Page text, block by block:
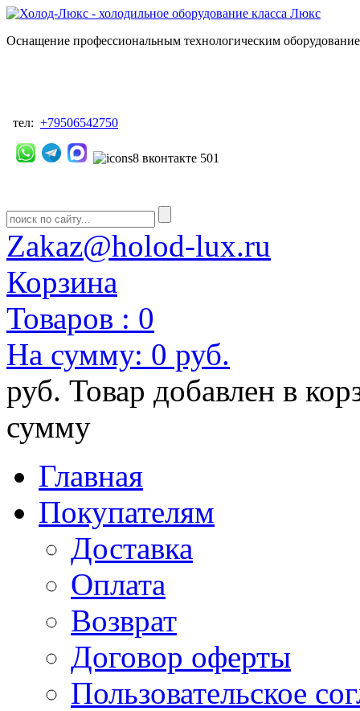
Оснащение профессиональным технологическим
тел: +79506542750
Zakaz@holod-lux.ru
Корзина
Товаров : 0
На сумму: 0 руб.
руб. Товар добавлен в
сумму
Главная
Покупателям
Доставка
Оплата
Возврат
Договор оферты
Пользовательское